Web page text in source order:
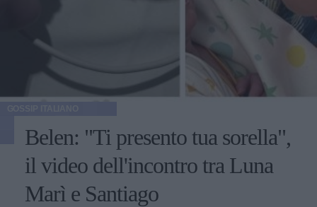
Belen: "Ti presento tua sorella",
il video dell'incontro tra Luna
Marì e Santiago